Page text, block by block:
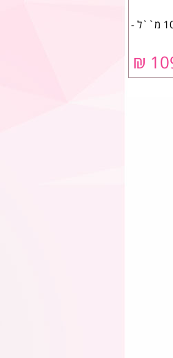
שמן ארגן TruffLuv לשיער 100 מ``ל -